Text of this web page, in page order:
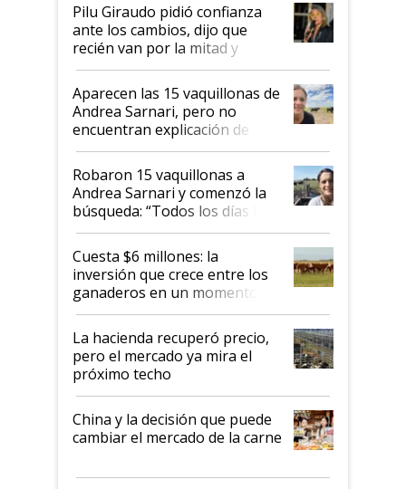
Pilu Giraudo pidió confianza
ante los cambios, dijo que
recién van por la mitad y
destacó que exportar dejó de
ser "para unos pocos":
"Tenemos un mandato muy
claro del gobierno nacional"
Aparecen las 15 vaquillonas de
Andrea Sarnari, pero no
encuentran explicación de
cómo llegaron allí
Robaron 15 vaquillonas a
Andrea Sarnari y comenzó la
búsqueda: “Todos los días le
toca a algún productor”
Cuesta $6 millones: la
inversión que crece entre los
ganaderos en un momento
histórico para la actividad
La hacienda recuperó precio,
pero el mercado ya mira el
próximo techo
China y la decisión que puede
cambiar el mercado de la carne